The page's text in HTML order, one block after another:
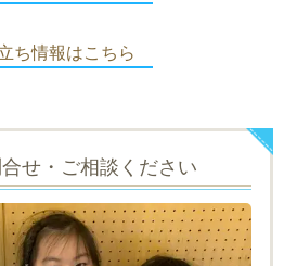
ち情報はこちら
せ・ご相談ください